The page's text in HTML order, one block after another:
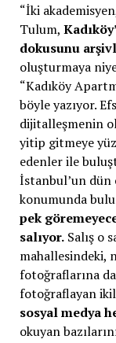
“İki
Tulum,
dokusunu
oluşturmaya
“Kadıköy
böyle yazıyor.
dijitalleşmenin
yitip gitmeye
edenler ile
İstanbul’un dün
konumunda
pek
salıyor.Salış o
mahallesindeki,
fotoğraflarına
fotoğraflayan
sosyal medya
okuyan